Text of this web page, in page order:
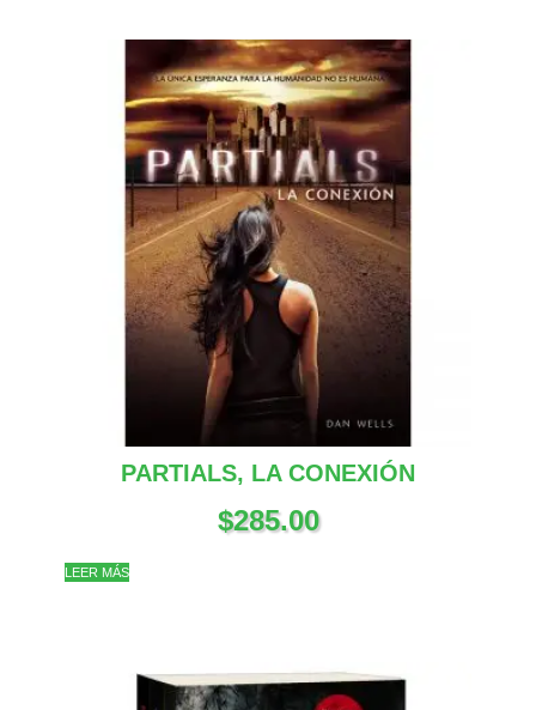
PARTIALS, LA CONEXIÓN
$285.00
LEER MÁS